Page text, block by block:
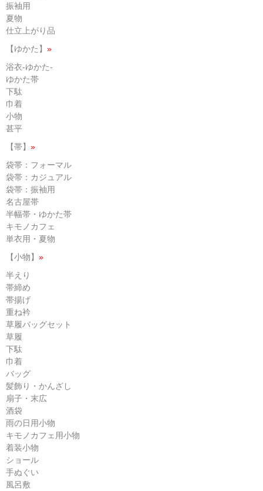
振袖用
夏物
仕立上がり品
【ゆかた】 »
浴衣-ゆかた-
ゆかた帯
下駄
巾着
小物
甚平
【帯】 »
袋帯：フォーマル
袋帯：カジュアル
袋帯：振袖用
名古屋帯
半幅帯・ゆかた帯
キモノカフェ
単衣用・夏物
【小物】 »
半えり
帯締め
帯揚げ
重ね衿
草履バッグセット
草履
下駄
巾着
バッグ
髪飾り・かんざし
扇子・末広
酒袋
雨の日用小物
キモノカフェ用小物
着装小物
ショール
手ぬぐい
風呂敷